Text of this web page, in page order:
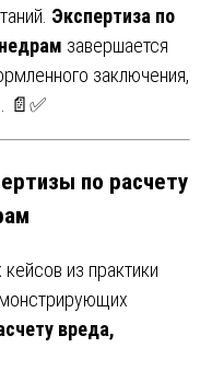
Экспертиза по
завершается
заключения,
📄✅
по расчету
из практики
вреда,